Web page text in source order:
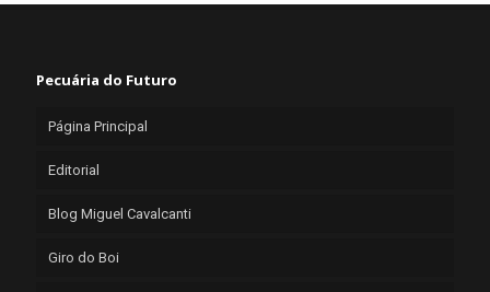
Pecuária do Futuro
Página Principal
Editorial
Blog Miguel Cavalcanti
Giro do Boi